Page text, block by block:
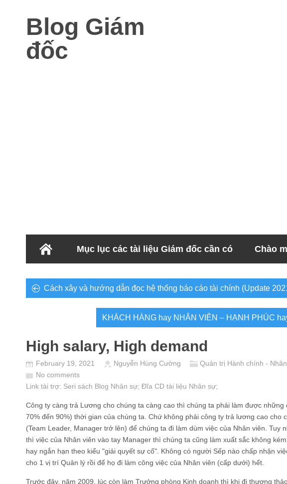
Blog Giám
đốc
Mục lục các tài liệu Giám đốc cần có Chào
Cách xây và hướng dẫn đọc hệ thống báo cáo tài chính (Update
KHÁCH HÀNG hay NHÂN VIÊN – HẠNH PHÚC
High salary, High demand
February 19, 2021 Nguyễn Hùng Cường
Quản trị Hành chính -
No comments
Link tài trợ: Seri sách Blog Nhân sự; Đĩa CD tài liệu Nhân sự;
Công ty càng trả Lương cho chúng ta càng cao thì chúng ta phải làm được những
70% đến 90%) thời gian của chúng ta. Chứ không phải công ty trả lương cao cho
(Team Leader, Manager trở lên) để chúng ta đi làm dùm việc của Nhân viên. Tuy
thì việc của Nhân viên vào tay Manager thì chúng ta cũng làm xuất sắc không
hay ngắn hạn theo kiểu "giải quyết sự cố". Không có người Sếp nào chấp nhận
cho 1 vị trí Quản lý rồi để họ đi làm công việc của Nhân viên (cấp dưới) hết.
Trước đây, năm 2009, lúc còn làm Trưởng phòng Kinh doanh thì khi đi thương